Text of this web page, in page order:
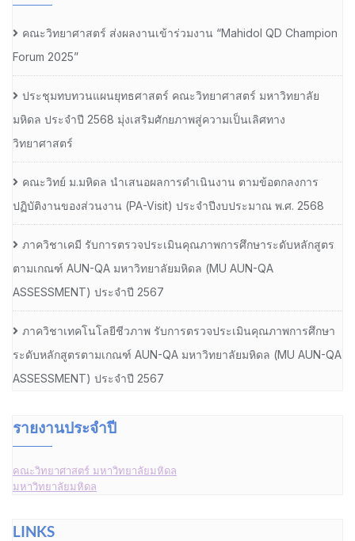
คณะวิทยาศาสตร์ ส่งผลงานเข้าร่วมงาน “Mahidol QD Champion
Forum 2025”
ประชุมทบทวนแผนยุทธศาสตร์ คณะวิทยาศาสตร์ มหาวิทยาลัย
มหิดล ประจำปี 2568 มุ่งเสริมศักยภาพสู่ความเป็นเลิศทาง
วิทยาศาสตร์
คณะวิทย์ ม.มหิดล นำเสนอผลการดำเนินงาน ตามข้อตกลงการ
ปฏิบัติงานของส่วนงาน (PA-Visit) ประจำปีงบประมาณ พ.ศ. 2568
ภาควิชาเคมี รับการตรวจประเมินคุณภาพการศึกษาระดับหลักสูตร
ตามเกณฑ์ AUN-QA มหาวิทยาลัยมหิดล (MU AUN-QA
ASSESSMENT) ประจำปี 2567
ภาควิชาเทคโนโลยีชีวภาพ รับการตรวจประเมินคุณภาพการศึกษา
ระดับหลักสูตรตามเกณฑ์ AUN-QA มหาวิทยาลัยมหิดล (MU AUN-QA
ASSESSMENT) ประจำปี 2567
รายงานประจำปี
คณะวิทยาศาสตร์ มหาวิทยาลัยมหิดล
มหาวิทยาลัยมหิดล
LINKS